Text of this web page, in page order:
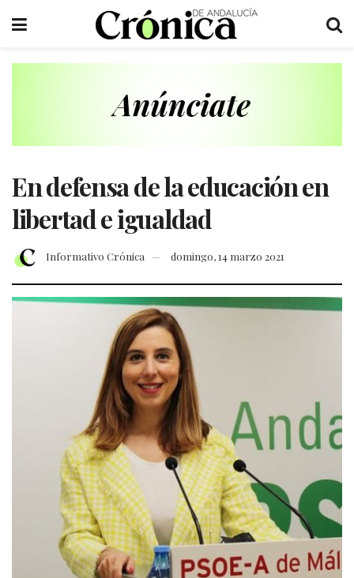
En defensa de la educación en
libertad e igualdad
Informativo Crónica domingo, 14 marzo 2021